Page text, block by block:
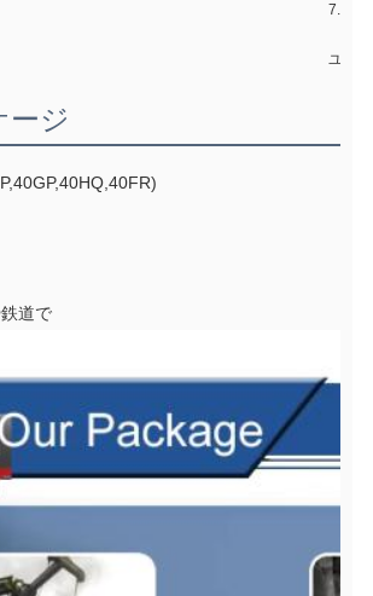
ユー
ージ
道で